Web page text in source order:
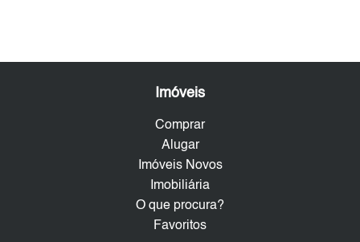
Imóveis
Comprar
Alugar
Imóveis Novos
Imobiliária
O que procura?
Favoritos